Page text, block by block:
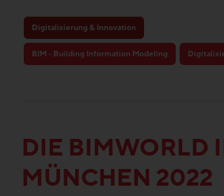
Digitalisierung & Innovation
BIM - Building Information Modeling
DIE BIMWORLD
MÜNCHEN 2022